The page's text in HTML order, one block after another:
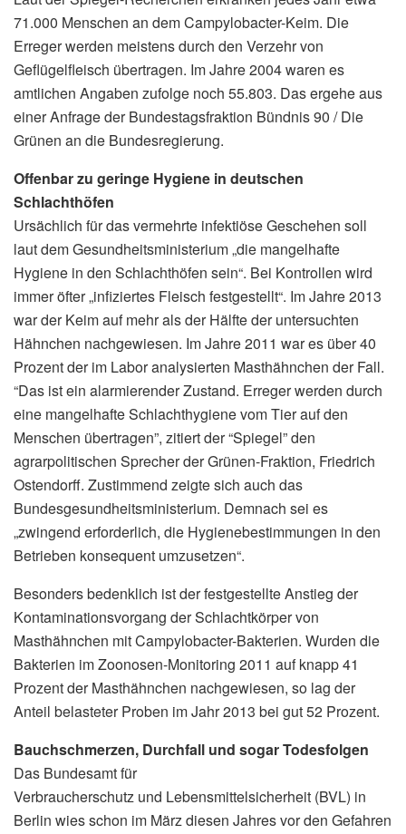
71.000 Menschen an dem Campylobacter-Keim. Die
Erreger werden meistens durch den Verzehr von
Geflügelfleisch übertragen. Im Jahre 2004 waren es
amtlichen Angaben zufolge noch 55.803. Das ergehe aus
einer Anfrage der Bundestagsfraktion Bündnis 90 / Die
Grünen an die Bundesregierung.
Offenbar zu geringe Hygiene in deutschen
Schlachthöfen
Ursächlich für das vermehrte infektiöse Geschehen soll
laut dem Gesundheitsministerium „die mangelhafte
Hygiene in den Schlachthöfen sein“. Bei Kontrollen wird
immer öfter „infiziertes Fleisch festgestellt“. Im Jahre 2013
war der Keim auf mehr als der Hälfte der untersuchten
Hähnchen nachgewiesen. Im Jahre 2011 war es über 40
Prozent der im Labor analysierten Masthähnchen der Fall.
“Das ist ein alarmierender Zustand. Erreger werden durch
eine mangelhafte Schlachthygiene vom Tier auf den
Menschen übertragen”, zitiert der “Spiegel” den
agrarpolitischen Sprecher der Grünen-Fraktion, Friedrich
Ostendorff. Zustimmend zeigte sich auch das
Bundesgesundheitsministerium. Demnach sei es
„zwingend erforderlich, die Hygienebestimmungen in den
Betrieben konsequent umzusetzen“.
Besonders bedenklich ist der festgestellte Anstieg der
Kontaminationsvorgang der Schlachtkörper von
Masthähnchen mit Campylobacter-Bakterien. Wurden die
Bakterien im Zoonosen-Monitoring 2011 auf knapp 41
Prozent der Masthähnchen nachgewiesen, so lag der
Anteil belasteter Proben im Jahr 2013 bei gut 52 Prozent.
Bauchschmerzen, Durchfall und sogar Todesfolgen
Das Bundesamt für
Verbraucherschutz und Lebensmittelsicherheit (BVL) in
Berlin wies schon im März diesen Jahres vor den Gefahren